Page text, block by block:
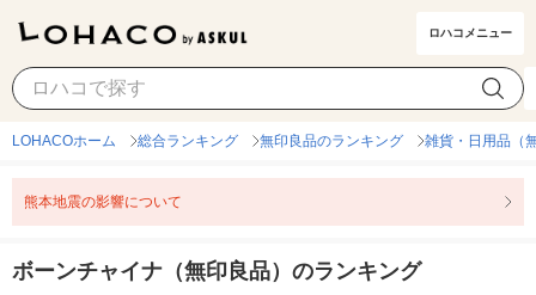
ロハコメニュー
ボーンチャイナ（無印良品） カテゴリ選択
LOHACOホーム 総合ランキング 無印良品のランキング 雑貨・日用品（
熊本地震の影響について
ボーンチャイナ（無印良品）のランキング